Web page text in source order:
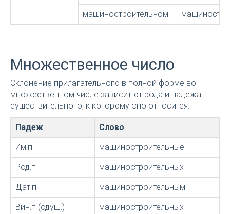
машиностроительном
Множественное число
Склонение прилагательного в полной форме во
множественном числе зависит от рода и падежа
существительного, к которому оно относится:
Падеж Слово
Им.п машиностроительные
Род.п машиностроительных
Дат.п машиностроительным
Вин.п (одуш.) машиностроительных